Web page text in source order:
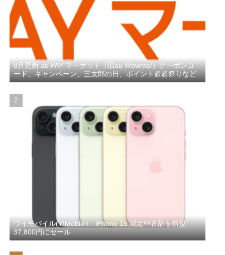
8月更新 au PAY マーケット（旧au Wowma!）クーポンコ
ード、キャンペーン、三太郎の日、ポイント超超祭りなど
ワイモバイル(Y!Mobile)、iPhone 15 認定中古品を新規
37,800円にセール